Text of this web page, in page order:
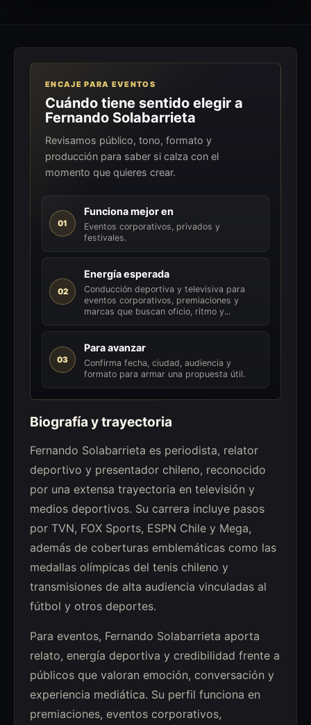
ENCAJE PARA EVENTOS
Cuándo tiene sentido elegir a
Fernando Solabarrieta
Revisamos público, tono, formato y
producción para saber si calza con el
momento que quieres crear.
01
Funciona mejor en
Eventos corporativos, privados y
festivales.
02
Energía esperada
Conducción deportiva y televisiva para
eventos corporativos, premiaciones y
marcas que buscan oficio, ritmo y...
03
Para avanzar
Confirma fecha, ciudad, audiencia y
formato para armar una propuesta útil.
Biografía y trayectoria
Fernando Solabarrieta es periodista, relator
deportivo y presentador chileno, reconocido
por una extensa trayectoria en televisión y
medios deportivos. Su carrera incluye pasos
por TVN, FOX Sports, ESPN Chile y Mega,
además de coberturas emblemáticas como las
medallas olímpicas del tenis chileno y
transmisiones de alta audiencia vinculadas al
fútbol y otros deportes.
Para eventos, Fernando Solabarrieta aporta
relato, energía deportiva y credibilidad frente a
públicos que valoran emoción, conversación y
experiencia mediática. Su perfil funciona en
premiaciones, eventos corporativos,